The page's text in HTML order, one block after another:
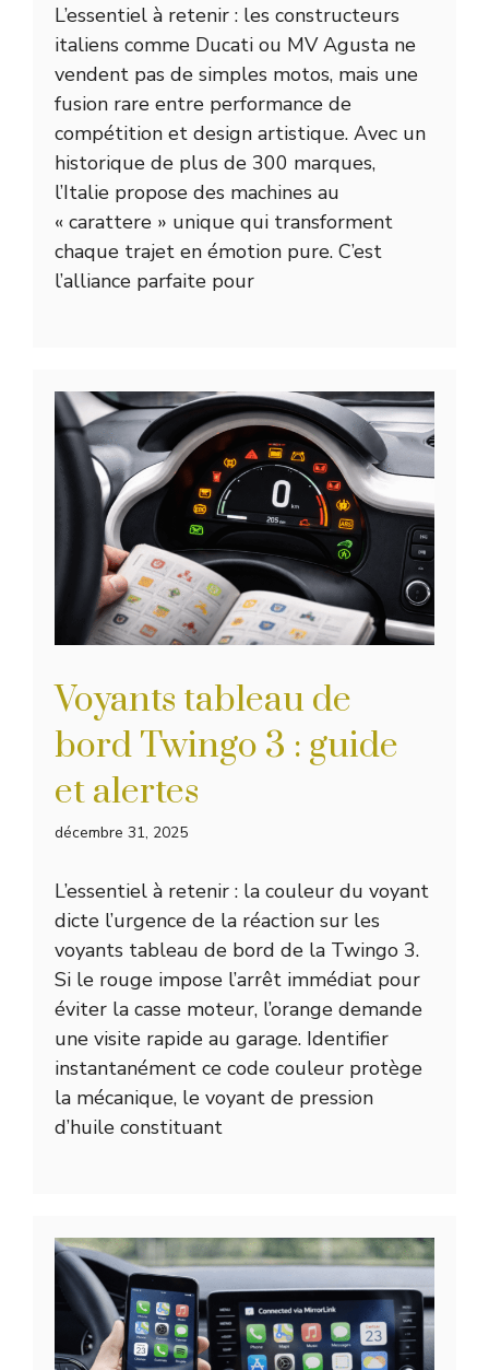
L’essentiel à retenir : les constructeurs
italiens comme Ducati ou MV Agusta ne
vendent pas de simples motos, mais une
fusion rare entre performance de
compétition et design artistique. Avec un
historique de plus de 300 marques,
l’Italie propose des machines au
« carattere » unique qui transforment
chaque trajet en émotion pure. C’est
l’alliance parfaite pour
Voyants tableau de
bord Twingo 3 : guide
et alertes
décembre 31, 2025
L’essentiel à retenir : la couleur du voyant
dicte l’urgence de la réaction sur les
voyants tableau de bord de la Twingo 3.
Si le rouge impose l’arrêt immédiat pour
éviter la casse moteur, l’orange demande
une visite rapide au garage. Identifier
instantanément ce code couleur protège
la mécanique, le voyant de pression
d’huile constituant